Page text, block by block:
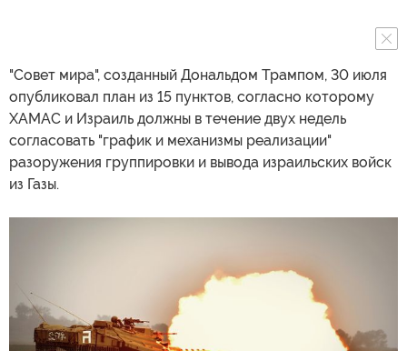
"Совет мира", созданный Дональдом Трампом, 30 июля
опубликовал план из 15 пунктов, согласно которому
ХАМАС и Израиль должны в течение двух недель
согласовать "график и механизмы реализации"
разоружения группировки и вывода израильских войск
из Газы.